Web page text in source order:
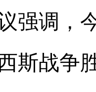
调，今
斯战争